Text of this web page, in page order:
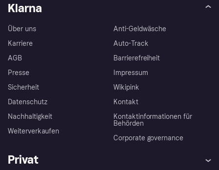
Klarna
Über uns
Karriere
AGB
Presse
Sicherheit
Datenschutz
Nachhaltigkeit
Weiterverkaufen
Anti-Geldwäsche
Auto-Track
Barrierefreiheit
Impressum
Wikipink
Kontakt
Kontaktinformationen für
Behörden
Corporate governance
Privat